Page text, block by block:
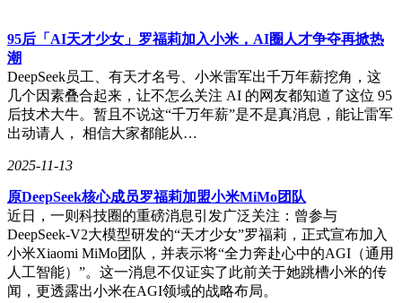
95后「AI天才少女」罗福莉加入小米，AI圈人才争夺再掀热
潮
DeepSeek员工、有天才名号、小米雷军出千万年薪挖角，这
几个因素叠合起来，让不怎么关注 AI 的网友都知道了这位 95
后技术大牛。暂且不说这“千万年薪”是不是真消息，能让雷军
出动请人， 相信大家都能从…
2025-11-13
原DeepSeek核心成员罗福莉加盟小米MiMo团队
近日，一则科技圈的重磅消息引发广泛关注：曾参与
DeepSeek-V2大模型研发的“天才少女”罗福莉，正式宣布加入
小米Xiaomi MiMo团队，并表示将“全力奔赴心中的AGI（通用
人工智能）”。这一消息不仅证实了此前关于她跳槽小米的传
闻，更透露出小米在AGI领域的战略布局。